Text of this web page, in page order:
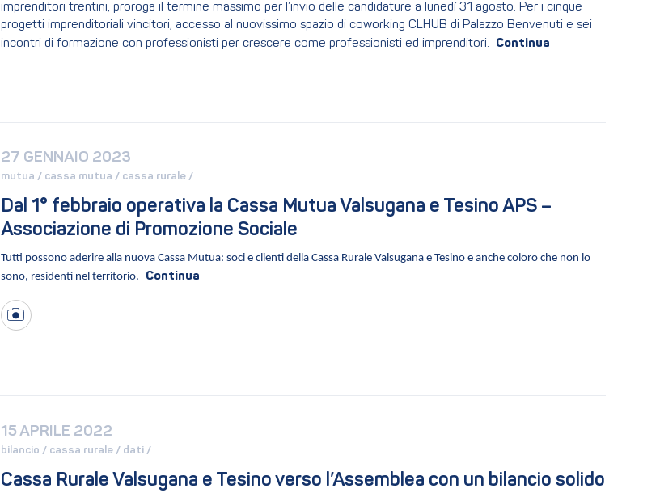
imprenditori trentini, proroga il termine massimo per l’invio delle candidature a lunedì 31 agosto. Per i cinque
progetti imprenditoriali vincitori, accesso al nuovissimo spazio di coworking CLHUB di Palazzo Benvenuti e sei
incontri di formazione con professionisti per crescere come professionisti ed imprenditori.
27 GENNAIO 2023
mutua / cassa mutua / cassa rurale /
Dal 1° febbraio operativa la Cassa Mutua Valsugana e Tesino APS –
Associazione di Promozione Sociale
Tutti possono aderire alla nuova Cassa Mutua: soci e clienti della Cassa Rurale Valsugana e Tesino e anche coloro che non lo
sono, residenti nel territorio.
15 APRILE 2022
bilancio / cassa rurale / dati /
Cassa Rurale Valsugana e Tesino verso l’Assemblea con un bilancio solido